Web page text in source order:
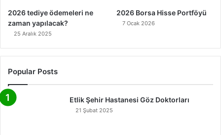
2026 tediye ödemeleri ne
zaman yapılacak?
25 Aralık 2025
2026 Borsa Hisse Portföyü
7 Ocak 2026
Popular Posts
Etlik Şehir Hastanesi Göz Doktorları
21 Şubat 2025